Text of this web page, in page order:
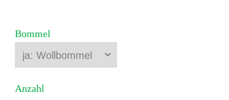
Bommel
Anzahl